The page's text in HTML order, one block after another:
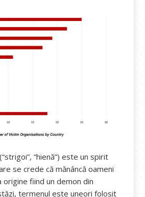
“hienă”) este un spirit
se crede că mănâncă oameni
origine fiind un demon din
termenul este uneori folosit